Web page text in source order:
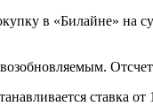
в «Билайне» на
ставка